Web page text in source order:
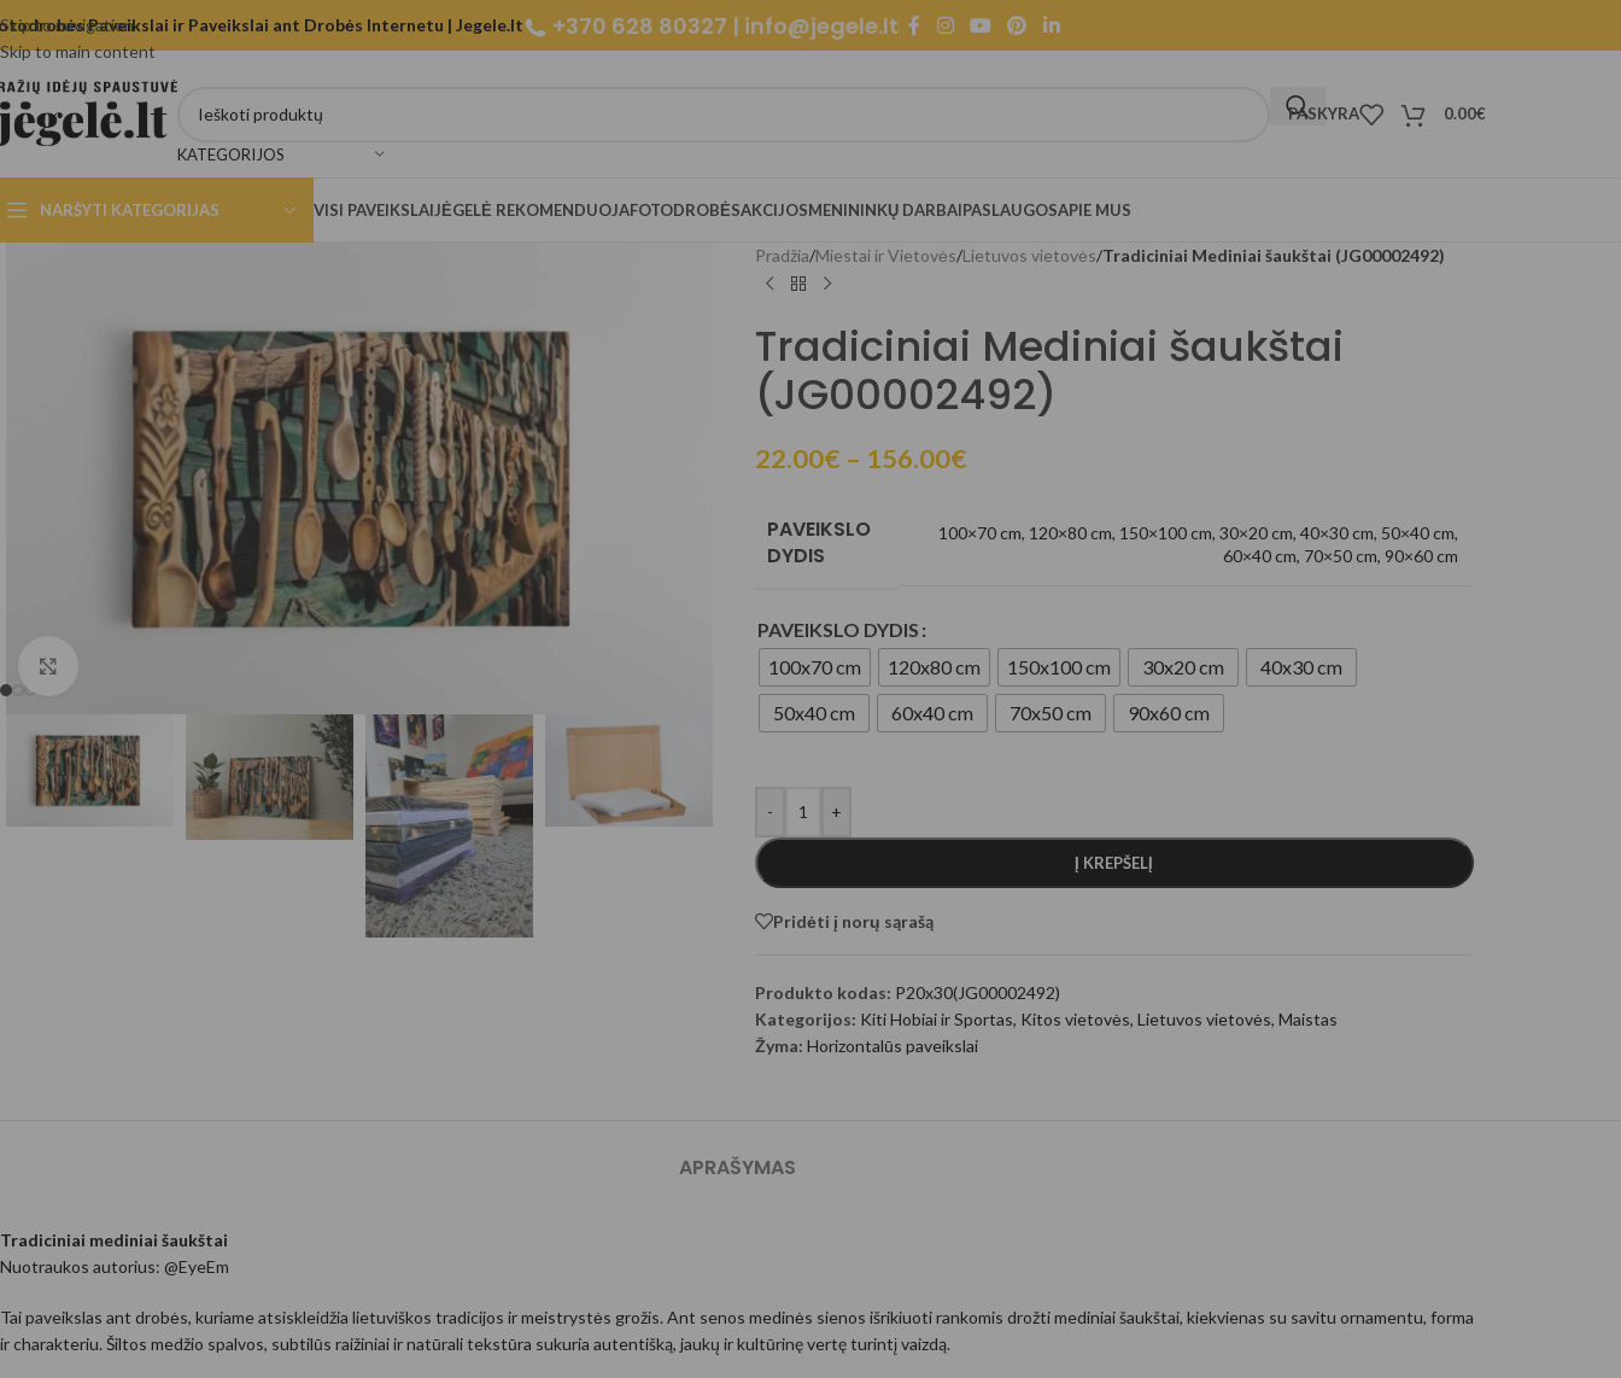
Skip to navigation
Skip to main content
Paveikslai ir Paveikslai ant Drobės Internetu | Jegele.lt +370 628 80327 | info@jegele.lt
KATEGORIJOS
PASKYRA 0.00€
NARŠYTI KATEGORIJAS
DI (AI) Komiksų stiliumi Sugeneruotos Vietos Sugeneruoti Gyvūnai
Sugeneruoti Žmonės Kiti DI (AI) Sugeneruoti fantastiniai
VISI PAVEIKSLAIJĖGELĖ REKOMENDUOJAFOTODROBĖSAKCIJOSMENININKŲ DARBAIPASLAUGOSAPIE MUS
Pradžia/Miestai ir Vietovės/Lietuvos vietovės/Tradiciniai Mediniai šaukštai (JG00002492)
Tradiciniai Mediniai šaukštai
(JG00002492)
22.00€ – 156.00€
PAVEIKSLO
DYDIS
100×70 cm, 120×80 cm, 150×100 cm, 30×20 cm, 40×30 cm, 50×40 cm,
60×40 cm, 70×50 cm, 90×60 cm
PAVEIKSLO DYDIS
100x70 cm
120x80 cm 150x100 cm 30x20 cm
40x30 cm
50x40 cm
60x40 cm 70x50 cm 90x60 cm
- +
Į KREPŠELĮ
Pridėti į norų sąrašą
Produkto kodas: P20x30(JG00002492)
Kategorijos: Kiti Hobiai ir Sportas, Kitos vietovės, Lietuvos vietovės, Maistas
Žyma: Horizontalūs paveikslai
APRAŠYMAS
Tradiciniai mediniai šaukštai
Nuotraukos autorius: @EyeEm
Tai paveikslas ant drobės, kuriame atsiskleidžia lietuviškos tradicijos ir meistrystės grožis. Ant senos medinės sienos išrikiuoti rankomis drožti mediniai šaukštai, kiekvienas su savitu ornamentu, forma
ir charakteriu. Šiltos medžio spalvos, subtilūs raižiniai ir natūrali tekstūra sukuria autentišką, jaukų ir kultūrinę vertę turintį vaizdą.